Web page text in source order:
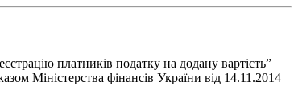
платників податку на додану вартість”
Міністерства фінансів України від 14.11.2014